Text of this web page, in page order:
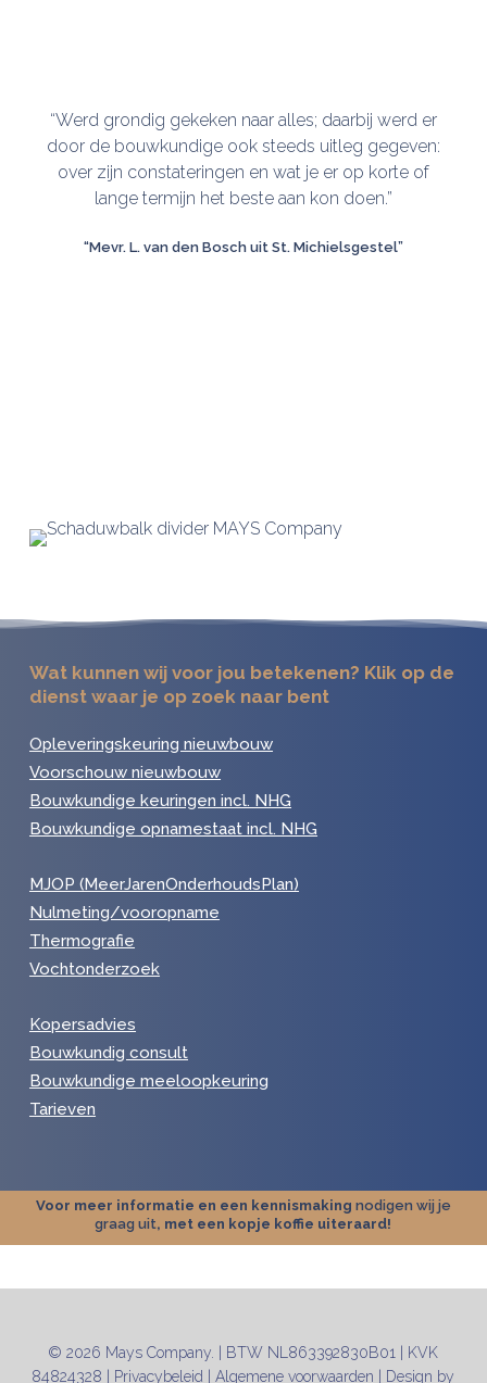
“Werd grondig gekeken naar alles; daarbij werd er
door de bouwkundige ook steeds uitleg gegeven:
over zijn constateringen en wat je er op korte of
lange termijn het beste aan kon doen.”
“Mevr. L. van den Bosch uit St. Michielsgestel”
Wat kunnen wij voor jou betekenen? Klik op de
dienst waar je op zoek naar bent
Opleveringskeuring nieuwbouw
Voorschouw nieuwbouw
Bouwkundige keuringen incl. NHG
Bouwkundige opnamestaat incl. NHG
MJOP (MeerJarenOnderhoudsPlan)
Nulmeting/vooropname
Thermografie
Vochtonderzoek
Kopersadvies
Bouwkundig consult
Bouwkundige meeloopkeuring
Tarieven
Voor meer informatie en een kennismaking nodigen wij je
graag uit, met een kopje koffie uiteraard!
© 2026 Mays Company. | BTW NL863392830B01 | KVK
84824328 | Privacybeleid |Algemene voorwaarden | Design by